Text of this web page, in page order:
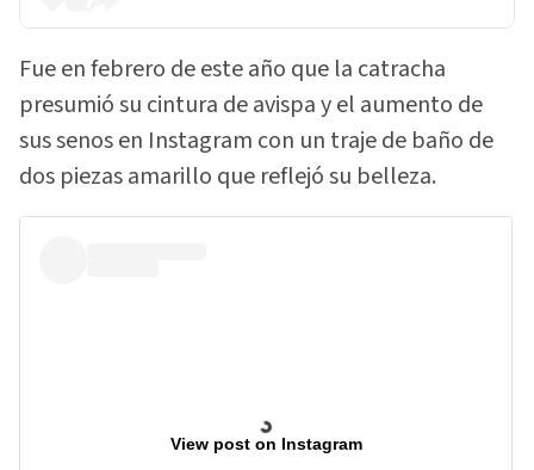
Fue en febrero de este año que la catracha
presumió su cintura de avispa y el aumento de
sus senos en Instagram con un traje de baño de
dos piezas amarillo que reflejó su belleza.
View post on Instagram